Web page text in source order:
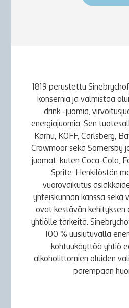
1819 perustettu
konsernia ja valmistaa
drink -juomia,
energiajuomia. Sen
Karhu, KOFF, Carlsberg,
Crowmoor sekä Somersby
juomat, kuten Coca-Cola,
Sprite. Henkilöstön
vuorovaikutus
yhteiskunnan kanssa sekä
ovat kestävän kehityksen
yhtiölle tärkeitä.
100 % uusiutuvalla
kohtuukäyttöä yhtiö
alkoholittomien oluiden
parempaan